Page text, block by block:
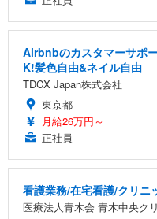
Airbnbのカスタマーサポ
K!髪色自由&ネイル自由
TDCX Japan株式会社
東京都
月給26万円～
正社員
看護業務/在宅看護/クリニ
医療法人青木会 青木中央ク